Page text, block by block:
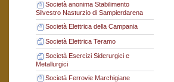
Società anonima Stabilimento
Silvestro Nasturzio di Sampierdarena
Società Elettrica della Campania
Società Elettrica Teramo
Società Esercizi Siderurgici e
Metallurgici
Società Ferrovie Marchigiane